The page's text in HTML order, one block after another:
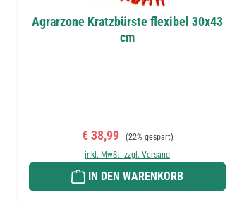
Agrarzone Kratzbürste flexibel 30x43
cm
Verkaufspreis:
€ 38,99 Regulärer Preis:
(22% gespart)
inkl. MwSt. zzgl. Versand
IN DEN WARENKORB